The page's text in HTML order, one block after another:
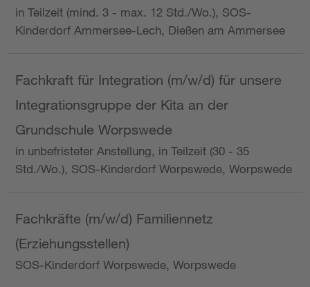
in Teilzeit (mind. 3 - max. 12 Std./Wo.), SOS-
Kinderdorf Ammersee-Lech, Dießen am Ammersee
Fachkraft für Integration (m/w/d) für unsere
Integrationsgruppe der Kita an der
Grundschule Worpswede
in unbefristeter Anstellung, in Teilzeit (30 - 35
Std./Wo.), SOS-Kinderdorf Worpswede, Worpswede
Fachkräfte (m/w/d) Familiennetz
(Erziehungsstellen)
SOS-Kinderdorf Worpswede, Worpswede